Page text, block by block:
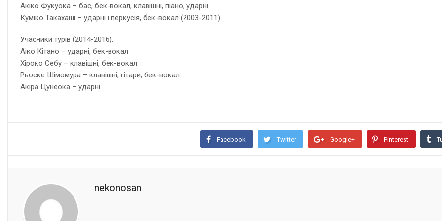
Акіко Фукуока – бас, бек-вокал, клавішні, піано, ударні
Куміко Такахаші – ударні і перкусія, бек-вокал (2003-2011)
Учасники турів (2014-2016):
Аіко Кітано – ударні, бек-вокал
Хіроко Себу – клавішні, бек-вокал
Рьоске Шімомура – клавішні, гітари, бек-вокал
Акіра Цунеока – ударні
Facebook Twitter Google+ Pinterest
nekonosan